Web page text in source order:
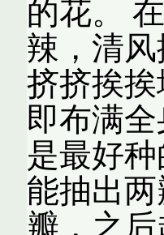
的花。
辣，清
挤挤挨
即布满
是最好
能抽出
瓣，之